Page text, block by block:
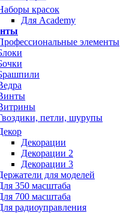
красок
Для Academy
элементы
петли, шурупы
Декорации
Декорации 2
Декорации 3
для моделей
350 масштаба
700 масштаба
радиоуправления